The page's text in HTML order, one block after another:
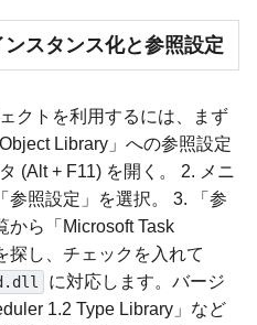
スタンス化と参照設定
クトを利用するには、まず
Library」への参照設定
(Alt + F11) を開く。 2. メニ
照設定」を選択。 3. 「参
から「Microsoft Task
探し、チェックを入れて
に対応します。バージ
1.2 Type Library」など